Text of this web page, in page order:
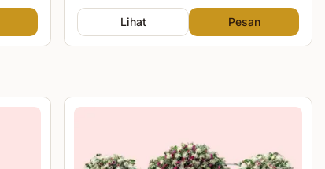
Lihat Pesan